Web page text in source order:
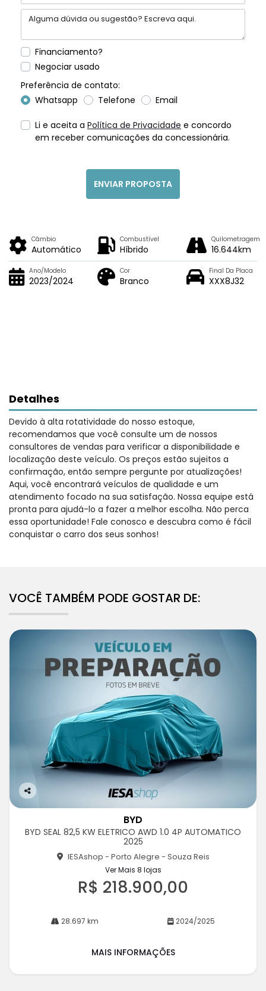
Financiamento?
Negociar usado
Preferência de contato:
Whatsapp
Telefone Email
Li e aceita a Política de Privacidade e concordo
em receber comunicações da concessionária.
ENVIAR PROPOSTA
Câmbio
Automático
Combustível
Híbrido
Quilometragem
16.644km
Ano/Modelo
2023/2024
Cor
Branco
Final Da Placa
XXX8J32
Detalhes
Devido à alta rotatividade do nosso estoque,
recomendamos que você consulte um de nossos
consultores de vendas para verificar a disponibilidade e
localização deste veículo. Os preços estão sujeitos a
confirmação, então sempre pergunte por atualizações!
Aqui, você encontrará veículos de qualidade e um
atendimento focado na sua satisfação. Nossa equipe está
pronta para ajudá-lo a fazer a melhor escolha. Não perca
essa oportunidade! Fale conosco e descubra como é fácil
conquistar o carro dos seus sonhos!
VOCÊ TAMBÉM PODE GOSTAR DE:
Co
rtil
BYD
BYD SEAL 82,5 KW ELETRICO AWD 1.0 4P AUTOMATICO
2025
IESAshop - Porto Alegre - Souza Reis
Ver Mais 8 lojas
R$ 218.900,00
28.697 km 2024/2025
MAIS INFORMAÇÕES